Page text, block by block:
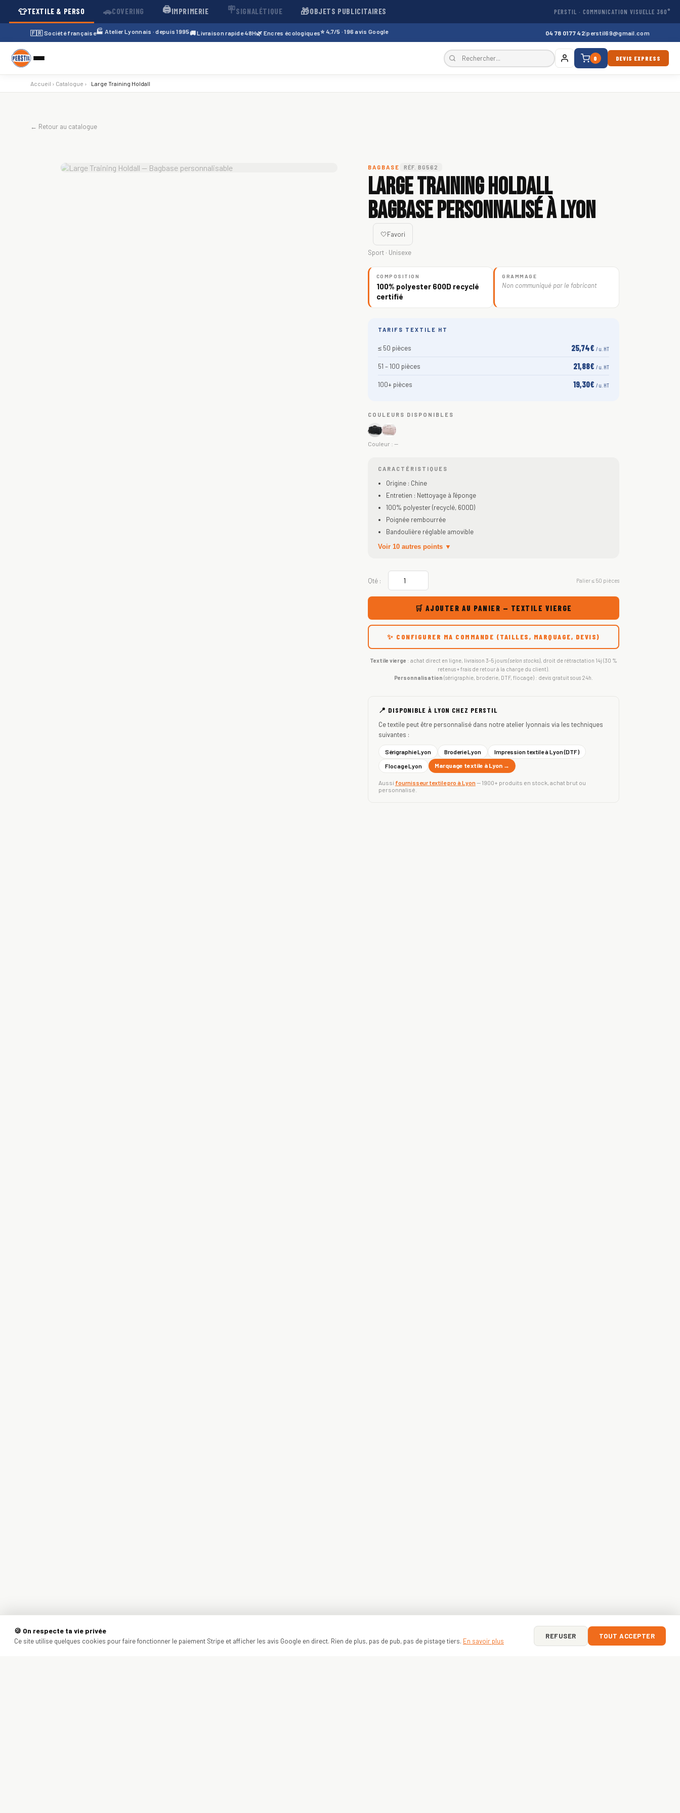
👕TEXTILE & PERSO 🚗COVERING 🖨️IMPRIMERIE 🪧SIGNALÉTIQUE 🎁OBJETS PUBLICITAIRES PERSTIL · COMMUNICATION VISUELLE 360°
🇫🇷 Société française🏭 Atelier Lyonnais · depuis 1995🚚 Livraison rapide 48H🌿 Encres écologiques⭐ 4,7/5 · 196 avis Google 04 78 01 77 42|perstil69@gmail.com
0 DEVIS EXPRESS
Accueil › Catalogue › Large Training Holdall
← Retour au catalogue
BAGBASE RÉF. BG562
Large Training Holdall
Bagbase personnalisé à Lyon
🤍Favori
Sport · Unisexe
COMPOSITION
100% polyester 600D recyclé
certifié
GRAMMAGE
Non communiqué par le fabricant
TARIFS TEXTILE HT
≤ 50 pièces 25,74€ / u. HT
51 – 100 pièces 21,88€ / u. HT
100+ pièces 19,30€ / u. HT
COULEURS DISPONIBLES
Couleur : —
CARACTÉRISTIQUES
Origine : Chine
Entretien : Nettoyage à l'éponge
100% polyester (recyclé, 600D)
Poignée rembourrée
Bandoulière réglable amovible
Voir 10 autres points ▼
Qté : Palier ≤ 50 pièces
🛒 AJOUTER AU PANIER — TEXTILE VIERGE
✨ CONFIGURER MA COMMANDE (TAILLES, MARQUAGE, DEVIS)
Textile vierge : achat direct en ligne, livraison 3-5 jours(selon stocks), droit de rétractation 14j (30 %
retenus + frais de retour à la charge du client).
Personnalisation (sérigraphie, broderie, DTF, flocage) : devis gratuit sous 24h.
📍 DISPONIBLE À LYON CHEZ PERSTIL
Ce textile peut être personnalisé dans notre atelier lyonnais via les techniques
suivantes :
Sérigraphie Lyon Broderie Lyon
Impression textile à Lyon (DTF)
Flocage Lyon
Marquage textile à Lyon →
Aussi fournisseur textile pro à Lyon— 1900+ produits en stock, achat brut ou
personnalisé.
🍪 On respecte ta vie privée
Ce site utilise quelques cookies pour faire fonctionner le paiement Stripe et afficher les avis Google en direct. Rien de plus, pas de pub, pas de pistage tiers. En savoir plus
REFUSER TOUT ACCEPTER